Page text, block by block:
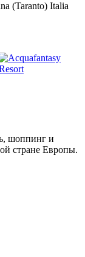
(Taranto) Italia
шоппинг и
стране Европы.